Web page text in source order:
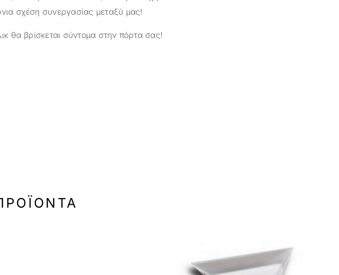
σχέση συνεργασίας μεταξύ μας!
θα βρίσκεται σύντομα στην πόρτα σας!